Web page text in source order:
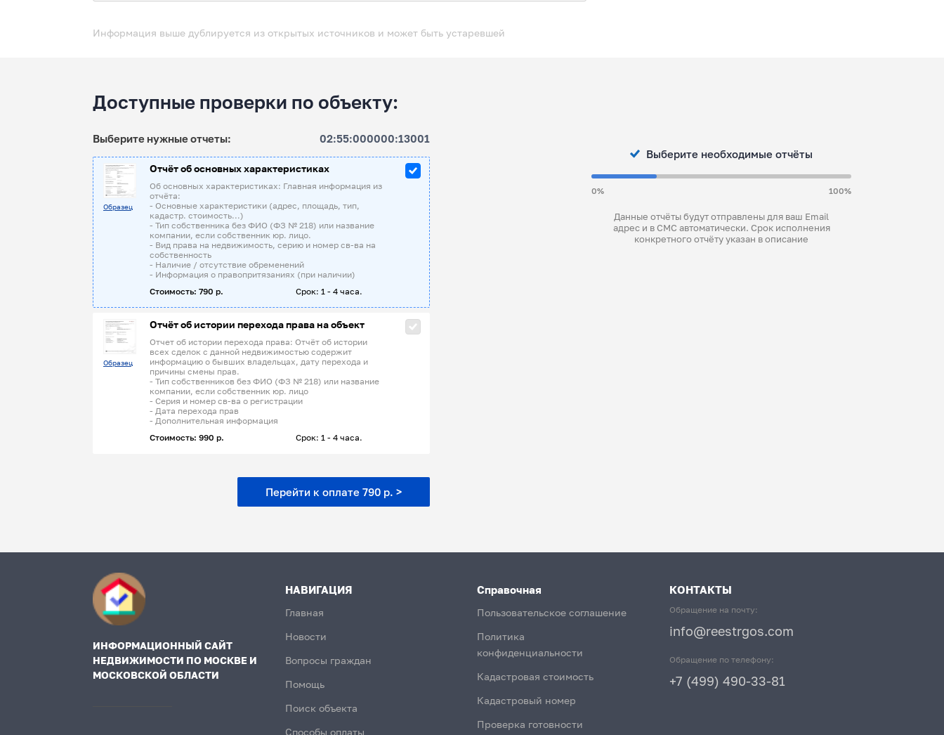
Информация выше дублируется из открытых источников и может быть устаревшей
Доступные проверки по объекту:
Выберите нужные отчеты: 02:55:000000:13001
Образец
Отчёт об основных характеристиках
Об основных характеристиках: Главная информация из
отчёта:
- Основные характеристики (адрес, площадь, тип,
кадастр. стоимость...)
- Тип собственника без ФИО (ФЗ № 218) или название
компании, если собственник юр. лицо.
- Вид права на недвижимость, серию и номер св-ва на
собственность
- Наличие / отсутствие обременений
- Информация о правопритязаниях (при наличии)
Стоимость: 790 р.
Срок: 1 - 4 часа.
Образец
Отчёт об истории перехода права на объект
Отчет об истории перехода права: Отчёт об истории
всех сделок с данной недвижимостью содержит
информацию о бывших владельцах, дату перехода и
причины смены прав.
- Тип собственников без ФИО (ФЗ № 218) или название
компании, если собственник юр. лицо
- Серия и номер св-ва о регистрации
- Дата перехода прав
- Дополнительная информация
Стоимость: 990 р.
Срок: 1 - 4 часа.
Перейти к оплате 790 р. >
Выберите необходимые отчёты
0% 100%
Данные отчёты будут отправлены для ваш Email
адрес и в СМС автоматически. Срок исполнения
конкретного отчёту указан в описание
ИНФОРМАЦИОННЫЙ САЙТ
НЕДВИЖИМОСТИ ПО МОСКВЕ И
МОСКОВСКОЙ ОБЛАСТИ
НАВИГАЦИЯ
Главная
Новости
Вопросы граждан
Помощь
Поиск объекта
Способы оплаты
Справочная
Пользовательское соглашение
Политика
конфиденциальности
Кадастровая стоимость
Кадастровый номер
Проверка готовности
КОНТАКТЫ
Обращение на почту:
info@reestrgos.com
Обращение по телефону:
+7 (499) 490-33-81